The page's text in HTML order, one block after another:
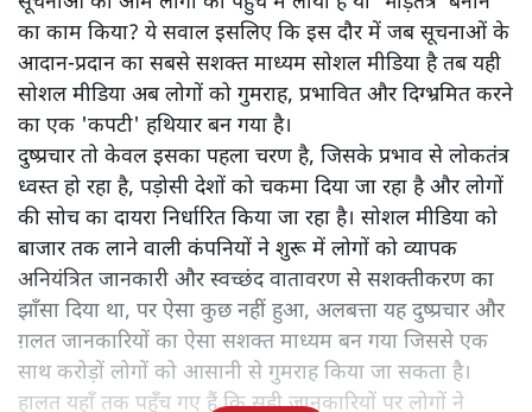
का काम किया? ये सवाल इसलिए कि इस दौर में जब सूचनाओं के
आदान-प्रदान का सबसे सशक्त माध्यम सोशल मीडिया है तब यही
सोशल मीडिया अब लोगों को गुमराह, प्रभावित और दिग्भ्रमित करने
का एक 'कपटी' हथियार बन गया है।
दुष्प्रचार तो केवल इसका पहला चरण है, जिसके प्रभाव से लोकतंत्र
ध्वस्त हो रहा है, पड़ोसी देशों को चकमा दिया जा रहा है और लोगों
की सोच का दायरा निर्धारित किया जा रहा है। सोशल मीडिया को
बाजार तक लाने वाली कंपनियों ने शुरू में लोगों को व्यापक
अनियंत्रित जानकारी और स्वच्छंद वातावरण से सशक्तीकरण का
झाँसा दिया था, पर ऐसा कुछ नहीं हुआ, अलबत्ता यह दुष्प्रचार और
ग़लत जानकारियों का ऐसा सशक्त माध्यम बन गया जिससे एक
साथ करोड़ों लोगों को आसानी से गुमराह किया जा सकता है।
हालत यहाँ तक पहुँच गए हैं कि सही जानकारियों पर लोगों ने